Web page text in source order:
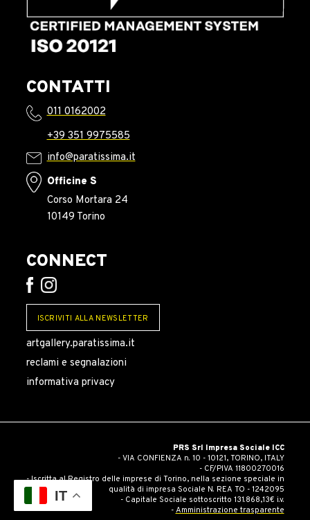
CONTATTI
011 0162002
+39 351 9975585
info@paratissima.it
Officine S
Corso Mortara 24
10149 Torino
CONNECT
ISCRIVITI ALLA NEWSLETTER
artgallery.paratissima.it
reclami e segnalazioni
informativa privacy
PRS Srl Impresa Sociale ICC
- VIA CONFIENZA n. 10 - 10121, TORINO, ITALY
- CF/PIVA 11800270016
- Iscritta al Registro delle imprese di Torino, nella sezione speciale in
qualità di impresa Sociale N. REA TO - 1242095
- Capitale Sociale sottoscritto 131.868,13€ i.v.
- Amministrazione trasparente
IT